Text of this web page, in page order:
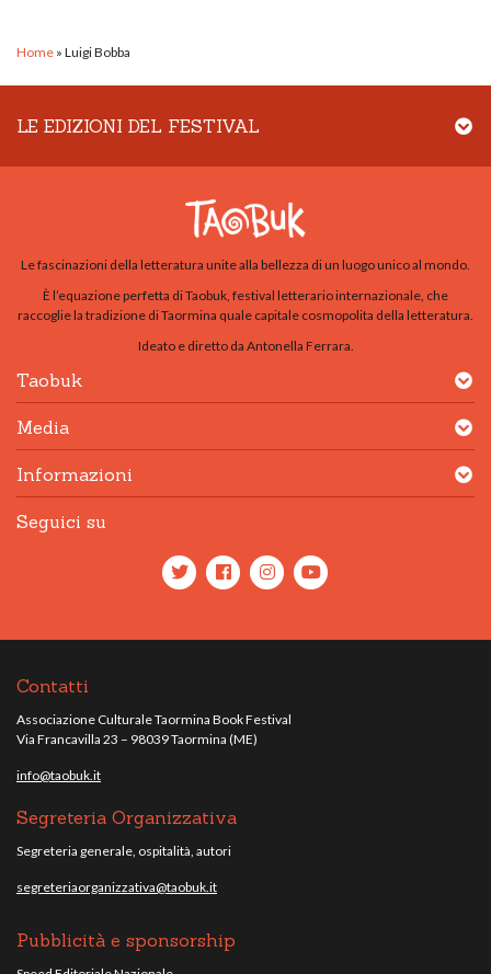
Home » Luigi Bobba
LE EDIZIONI DEL FESTIVAL
Le fascinazioni della letteratura unite alla bellezza di un luogo unico al mondo.
È l’equazione perfetta di Taobuk, festival letterario internazionale, che
raccoglie la tradizione di Taormina quale capitale cosmopolita della letteratura.
Ideato e diretto da Antonella Ferrara.
Taobuk
Media
Informazioni
Seguici su
Contatti
Associazione Culturale Taormina Book Festival
Via Francavilla 23 – 98039 Taormina (ME)
info@taobuk.it
Segreteria Organizzativa
Segreteria generale, ospitalità, autori
segreteriaorganizzativa@taobuk.it
Pubblicità e sponsorship